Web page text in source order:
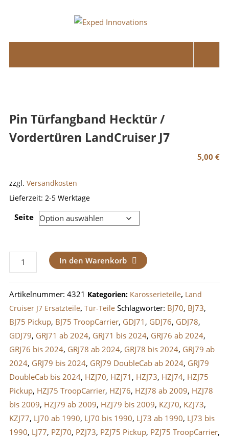
Exped
Adventure
Pin Türfangband Hecktür /
Vordertüren LandCruiser J7
5,00€
zzgl. Versandkosten
Lieferzeit: 2-5 Werktage
Seite
Türfangband
Hecktür
/
Vordertüren
LandCruiser
J7
Menge
In den Warenkorb
Artikelnummer: 4321 Kategorien: Karosserieteile, Land
Cruiser J7 Ersatzteile, Tür-Teile Schlagwörter: BJ70, BJ73,
BJ75 Pickup, BJ75 TroopCarrier, GDJ71 , GDJ76, GDJ78,
GDJ79, GRJ71 ab 2024, GRJ71 bis 2024, GRJ76 ab 2024,
GRJ76 bis 2024, GRJ78 ab 2024, GRJ78 bis 2024, GRJ79 ab
2024, GRJ79 bis 2024, GRJ79 DoubleCab ab 2024, GRJ79
DoubleCab bis 2024, HZJ70, HZJ71 , HZJ73, HZJ74, HZJ75
Pickup, HZJ75 TroopCarrier, HZJ76, HZJ78 ab 2009, HZJ78
bis 2009, HZJ79 ab 2009, HZJ79 bis 2009, KZJ70, KZJ73,
KZJ77, LJ70 ab 1990, LJ70 bis 1990, LJ73 ab 1990, LJ73 bis
1990, LJ77, PZJ70, PZJ73, PZJ75 Pickup, PZJ75 TroopCarrier,